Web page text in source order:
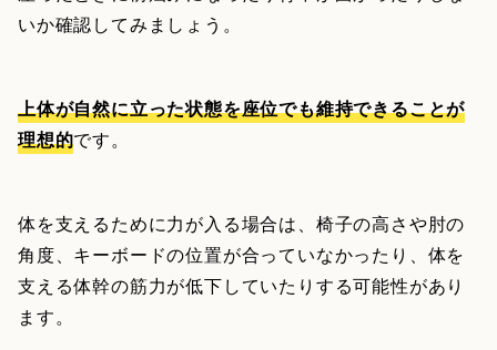
いか確認してみましょう。
上体が自然に立った状態を座位でも維持できることが
理想的です。
体を支えるために力が入る場合は、椅子の高さや肘の
角度、キーボードの位置が合っていなかったり、体を
支える体幹の筋力が低下していたりする可能性があり
ます。